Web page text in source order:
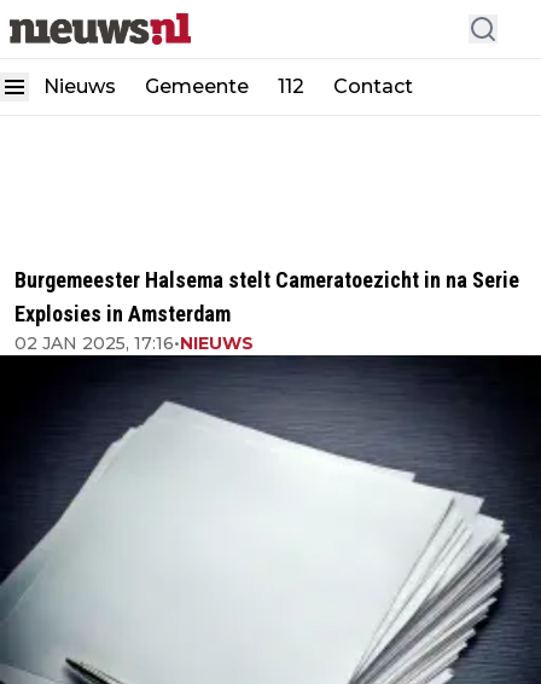
Nieuws Gemeente 112 Contact
Burgemeester Halsema stelt Cameratoezicht in na Serie
Explosies in Amsterdam
02 JAN 2025, 17:16•NIEUWS